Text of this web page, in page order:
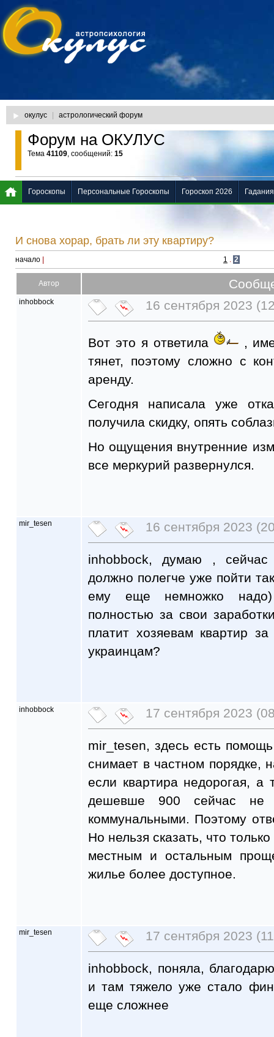
окулус астрологический форум
Форум на ОКУЛУС
Тема 41109, сообщений: 15
И снова хорар, брать ли эту квартиру?
начало 1 . 2
Автор
inhobbock 16 сентября 2023
Вот это я ответила
,
тянет, поэтому сложно с
аренду.
Сегодня написала уже
получила скидку, опять
Но ощущения внутренние
все меркурий развернулся.
mir_tesen 16 сентября 2023
inhobbock, думаю ,
должно полегче уже пойти
ему еще немножко
полностью за свои
платит хозяевам квартир
украинцам?
inhobbock 17 сентября 2023
mir_tesen, здесь есть
снимает в частном порядке,
если квартира недорогая, а
дешевше 900 сейчас не
коммунальными. Поэтому
Но нельзя сказать, что
местным и остальным
жилье более доступное.
mir_tesen 17 сентября 2023
inhobbock, поняла,
и там тяжело уже стало
еще сложнее
Гороскопы Персональные Гороскопы Гороскоп 2026 Гадания